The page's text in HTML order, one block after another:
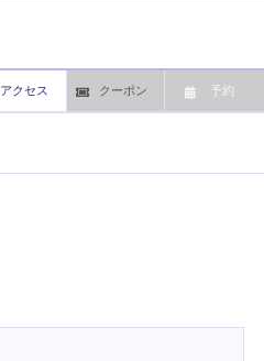
アクセス クーポン 予約